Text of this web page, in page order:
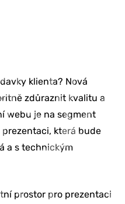
klienta? Nová
zdůraznit kvalitu a
webu je na segment
která bude
a s technickým
prostor pro prezentaci